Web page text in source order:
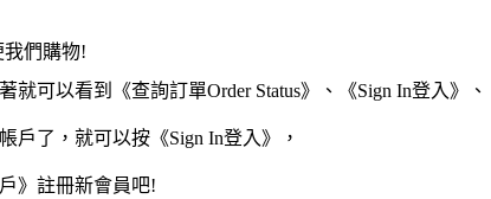
們購物!
就可以看到《查詢訂單Order Status》、《Sign In登入》、
戶了，就可以按《Sign In登入 》 ，
》註冊新會員吧!